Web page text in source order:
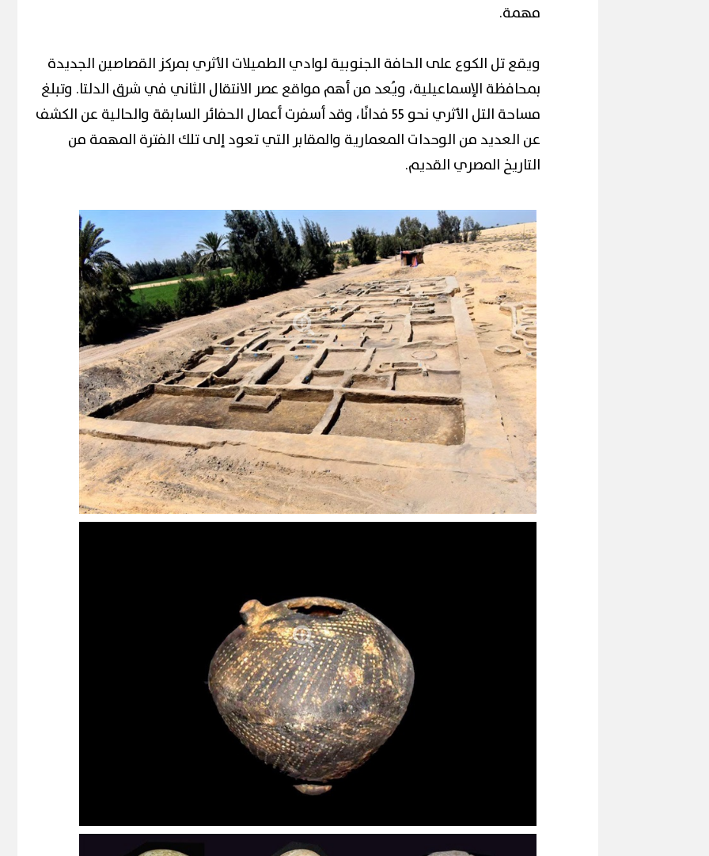
مهمة.
ويقع تل الكوع على الحافة الجنوبية لوادي الطميلات الأثري بمركز القصاصين الجديدة
بمحافظة الإسماعيلية، ويُعد من أهم مواقع عصر الانتقال الثاني في شرق الدلتا. وتبلغ
مساحة التل الأثري نحو 55 فدانًا، وقد أسفرت أعمال الحفائر السابقة والحالية عن الكشف
عن العديد من الوحدات المعمارية والمقابر التي تعود إلى تلك الفترة المهمة من
التاريخ المصري القديم.